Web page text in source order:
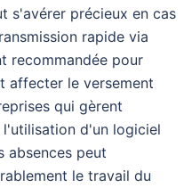
s'avérer précieux en cas
rapide via
recommandée pour
affecter le versement
qui gèrent
l'utilisation d'un logiciel
absences peut
le travail du